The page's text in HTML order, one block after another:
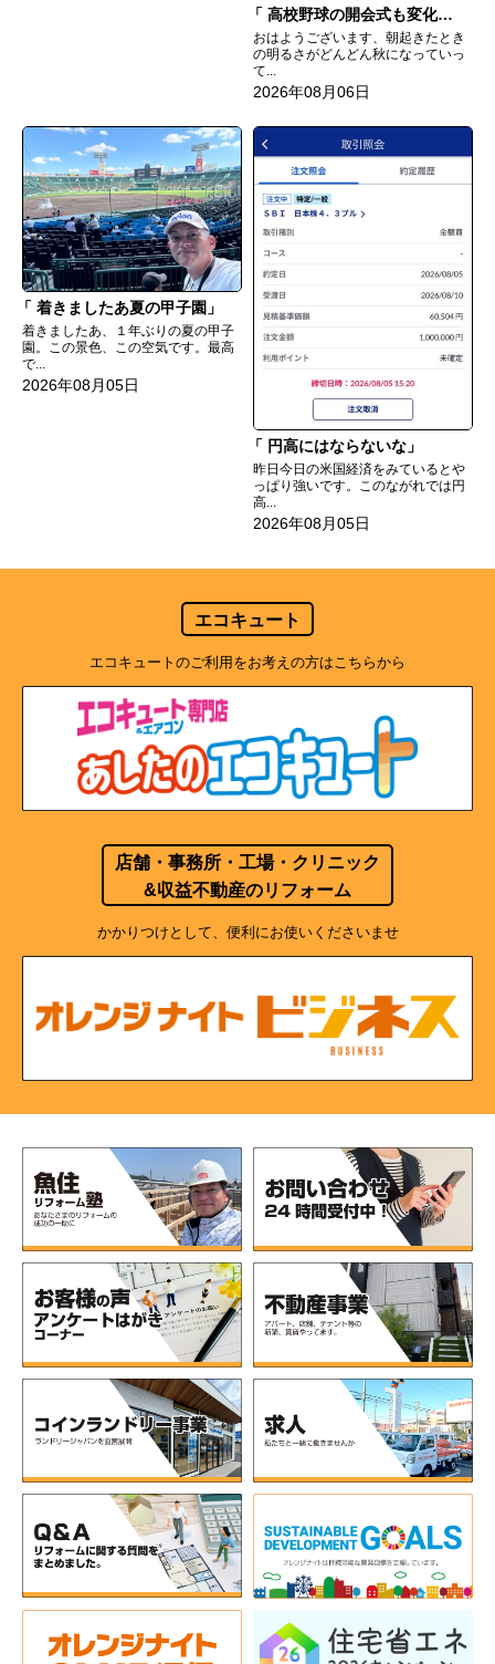
高校野球の開会式も変化してる
おはようございます、朝起きたとき
の明るさがどんどん秋になっていっ
て...
2026年08月06日
着きましたあ夏の甲子園
着きましたあ、１年ぶりの夏の甲子
園。この景色、この空気です。最高
で...
2026年08月05日
円高にはならないな
昨日今日の米国経済をみているとや
っぱり強いです。このながれでは円
高...
2026年08月05日
エコキュート
エコキュートのご利用をお考えの方はこちらから
店舗・事務所・工場・クリニック
&収益不動産のリフォーム
かかりつけとして、便利にお使いくださいませ